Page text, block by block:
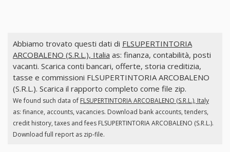
Abbiamo trovato questi dati di FLSUPERTINTORIA
ARCOBALENO (S.R.L.), Italia as: finanza, contabilità, posti
vacanti. Scarica conti bancari, offerte, storia creditizia,
tasse e commissioni FLSUPERTINTORIA ARCOBALENO
(S.R.L.). Scarica il rapporto completo come file zip.
We found such data of FLSUPERTINTORIA ARCOBALENO (S.R.L.), Italy
as: finance, accounts, vacancies. Download bank accounts, tenders,
credit history, taxes and fees FLSUPERTINTORIA ARCOBALENO (S.R.L.).
Download full report as zip-file.